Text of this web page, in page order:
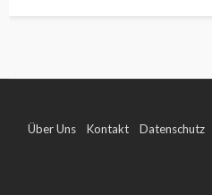
Über Uns Kontakt Datenschutz